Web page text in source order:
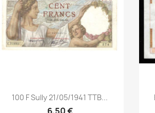
Aperçu rapide
100 F Sully 21/05/1941 TTB...